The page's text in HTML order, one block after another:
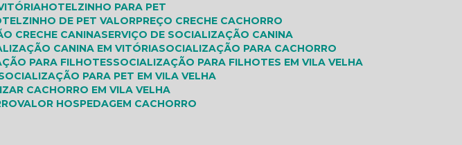
HOTELZINHO PARA PET
DE PET VALOR
PREÇO CRECHE CACHORRO
CRECHE CANINA
SERVIÇO DE SOCIALIZAÇÃO CANINA
CANINA EM VITÓRIA
SOCIALIZAÇÃO PARA CACHORRO
PARA FILHOTES
SOCIALIZAÇÃO PARA FILHOTES EM VILA VELHA
SOCIALIZAÇÃO PARA PET EM VILA VELHA
CACHORRO EM VILA VELHA
VALOR HOSPEDAGEM CACHORRO